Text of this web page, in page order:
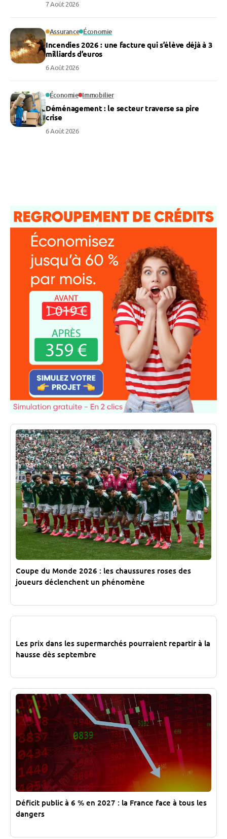
7 Août 2026
Assurance Économie
Incendies 2026 : une facture qui s’élève déjà à 3
milliards d’euros
6 Août 2026
Économie Immobilier
Déménagement : le secteur traverse sa pire
crise
6 Août 2026
Coupe du Monde 2026 : les chaussures roses des
joueurs déclenchent un phénomène
Les prix dans les supermarchés pourraient repartir à la
hausse dès septembre
Déficit public à 6 % en 2027 : la France face à tous les
dangers